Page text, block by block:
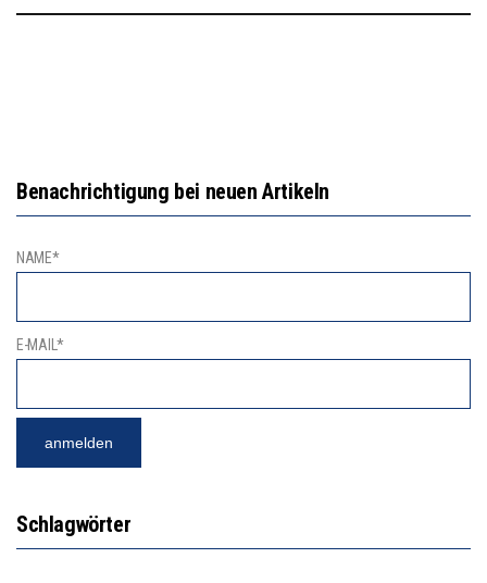
Benachrichtigung bei neuen Artikeln
NAME*
E-MAIL*
Schlagwörter